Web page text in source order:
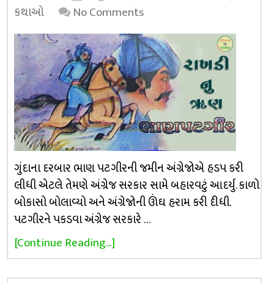
કથાઓ
No Comments
ગુંદાના દરબાર ભાણ પટગીરની જમીન અંગ્રેજોએ હડપ કરી
લીધી એટલે તેમણે અંગ્રેજ સરકાર સામે બહારવટું આદર્યુ. કાળો
બોકાસો બોલાવ્યો અને અંગ્રેજોની ઊંઘ હરામ કરી દીધી.
પટગીરને પકડવા અંગ્રેજ સરકારે …
[Continue Reading...]